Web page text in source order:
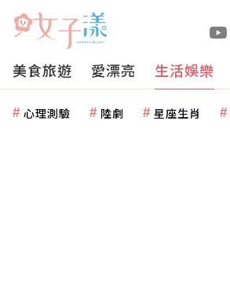
美食旅遊 愛漂亮 生活娛樂
心理測驗 陸劇 星座生肖